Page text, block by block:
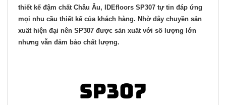
thiết kế đậm chất Châu Âu, IDEfloors SP307 tự tin đáp ứng
mọi nhu cầu thiết kế của khách hàng. Nhờ dây chuyền sản
xuất hiện đại nên SP307 được sản xuất với số lượng lớn
nhưng vẫn đảm bảo chất lượng.